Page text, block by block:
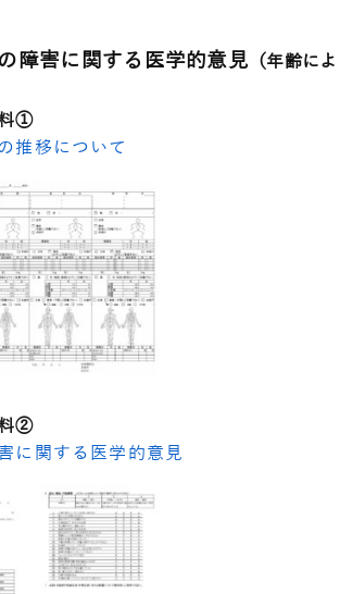
障害に関する医学的意見 （年齢に
①
推移について
②
に関する医学的意見